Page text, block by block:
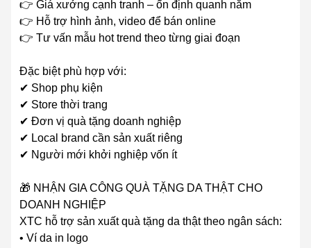
👉 Giá xưởng cạnh tranh – ổn định quanh năm
👉 Hỗ trợ hình ảnh, video để bán online
👉 Tư vấn mẫu hot trend theo từng giai đoạn
Đặc biệt phù hợp với:
✔ Shop phụ kiện
✔ Store thời trang
✔ Đơn vị quà tặng doanh nghiệp
✔ Local brand cần sản xuất riêng
✔ Người mới khởi nghiệp vốn ít
🎁 NHẬN GIA CÔNG QUÀ TẶNG DA THẬT CHO
DOANH NGHIỆP
XTC hỗ trợ sản xuất quà tặng da thật theo ngân sách:
• Ví da in logo